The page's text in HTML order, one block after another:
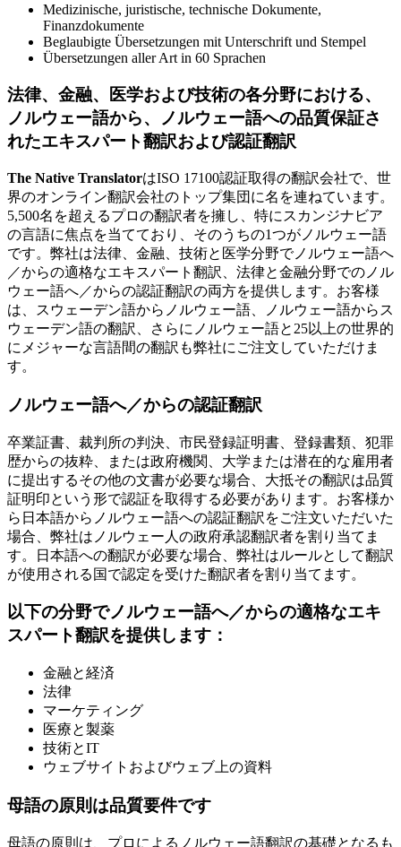
Medizinische, juristische, technische Dokumente,
Finanzdokumente
Beglaubigte Übersetzungen mit Unterschrift und Stempel
Übersetzungen aller Art in 60 Sprachen
法律、金融、医学および技術の各分野における、
ノルウェー語から、ノルウェー語への品質保証さ
れたエキスパート翻訳および認証翻訳
The Native TranslatorはISO 17100認証取得の翻訳会社で、世
界のオンライン翻訳会社のトップ集団に名を連ねています。
5,500名を超えるプロの翻訳者を擁し、特にスカンジナビア
の言語に焦点を当てており、そのうちの1つがノルウェー語
です。弊社は法律、金融、技術と医学分野でノルウェー語へ
／からの適格なエキスパート翻訳、法律と金融分野でのノル
ウェー語へ／からの認証翻訳の両方を提供します。お客様
は、スウェーデン語からノルウェー語、ノルウェー語からス
ウェーデン語の翻訳、さらにノルウェー語と25以上の世界的
にメジャーな言語間の翻訳も弊社にご注文していただけま
す。
ノルウェー語へ／からの認証翻訳
卒業証書、裁判所の判決、市民登録証明書、登録書類、犯罪
歴からの抜粋、または政府機関、大学または潜在的な雇用者
に提出するその他の文書が必要な場合、大抵その翻訳は品質
証明印という形で認証を取得する必要があります。お客様か
ら日本語からノルウェー語への認証翻訳をご注文いただいた
場合、弊社はノルウェー人の政府承認翻訳者を割り当てま
す。日本語への翻訳が必要な場合、弊社はルールとして翻訳
が使用される国で認定を受けた翻訳者を割り当てます。
以下の分野でノルウェー語へ／からの適格なエキ
スパート翻訳を提供します：
金融と経済
法律
マーケティング
医療と製薬
技術とIT
ウェブサイトおよびウェブ上の資料
母語の原則は品質要件です
母語の原則は、プロによるノルウェー語翻訳の基礎となるも